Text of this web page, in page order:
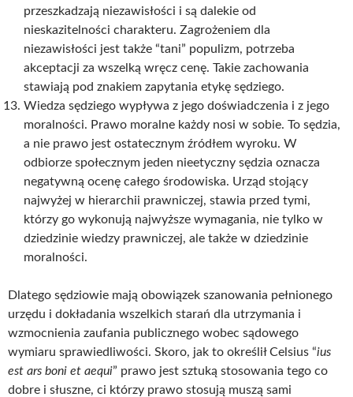
przeszkadzają niezawisłości i są dalekie od
nieskazitelności charakteru. Zagrożeniem dla
niezawisłości jest także “tani” populizm, potrzeba
akceptacji za wszelką wręcz cenę. Takie zachowania
stawiają pod znakiem zapytania etykę sędziego.
Wiedza sędziego wypływa z jego doświadczenia i z jego
moralności. Prawo moralne każdy nosi w sobie. To sędzia,
a nie prawo jest ostatecznym źródłem wyroku. W
odbiorze społecznym jeden nieetyczny sędzia oznacza
negatywną ocenę całego środowiska. Urząd stojący
najwyżej w hierarchii prawniczej, stawia przed tymi,
którzy go wykonują najwyższe wymagania, nie tylko w
dziedzinie wiedzy prawniczej, ale także w dziedzinie
moralności.
Dlatego sędziowie mają obowiązek szanowania pełnionego
urzędu i dokładania wszelkich starań dla utrzymania i
wzmocnienia zaufania publicznego wobec sądowego
wymiaru sprawiedliwości. Skoro, jak to określił Celsius “ius
est ars boni et aequi” prawo jest sztuką stosowania tego co
dobre i słuszne, ci którzy prawo stosują muszą sami